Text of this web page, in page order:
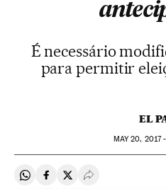
É necessário
para permitir
EL
MAY20, 2017
Compartir en Whatsapp
Compartir en Facebook
Compartir en Twitter
Desplegar